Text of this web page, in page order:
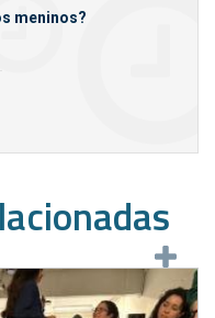
meninos?